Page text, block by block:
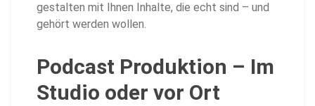
gestalten mit Ihnen Inhalte, die echt sind – und
gehört werden wollen.
Podcast Produktion – Im
Studio oder vor Ort